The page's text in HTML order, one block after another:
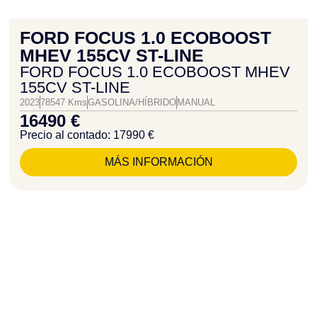
FORD FOCUS 1.0 ECOBOOST
MHEV 155CV ST-LINE
FORD FOCUS 1.0 ECOBOOST MHEV
155CV ST-LINE
202378547 KmsGASOLINA/HÍBRIDO MANUAL
16490 €
Precio al contado: 17990 €
MÁS INFORMACIÓN